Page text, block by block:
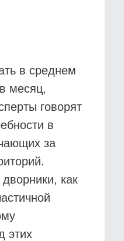
в среднем
месяц,
говорят
в
за
как
этих